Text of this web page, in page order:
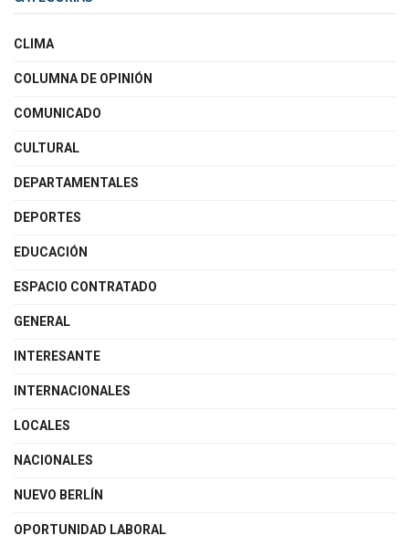
CLIMA
COLUMNA DE OPINIÓN
COMUNICADO
CULTURAL
DEPARTAMENTALES
DEPORTES
EDUCACIÓN
ESPACIO CONTRATADO
GENERAL
INTERESANTE
INTERNACIONALES
LOCALES
NACIONALES
NUEVO BERLÍN
OPORTUNIDAD LABORAL